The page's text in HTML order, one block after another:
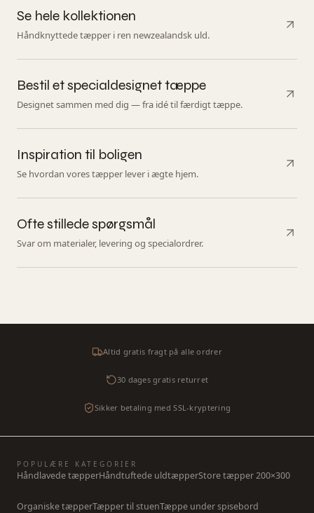
Se hele kollektionen
Håndknyttede tæpper i ren newzealandsk uld.
Bestil et specialdesignet tæppe
Designet sammen med dig — fra idé til færdigt tæppe.
Inspiration til boligen
Se hvordan vores tæpper lever i ægte hjem.
Ofte stillede spørgsmål
Svar om materialer, levering og specialordrer.
Altid gratis fragt på alle ordrer
30 dages gratis returret
Sikker betaling med SSL-kryptering
POPULÆRE KATEGORIER
Håndlavede tæpperHåndtuftede uldtæpperStore tæpper 200×300
Organiske tæpperTæpper til stuenTæppe under spisebord